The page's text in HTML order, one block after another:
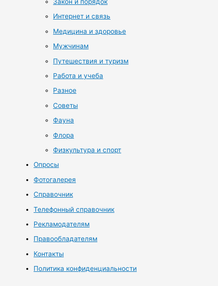
Интернет и связь
Медицина и здоровье
Мужчинам
Путешествия и туризм
Работа и учеба
Разное
Советы
Фауна
Флора
Физкультура и спорт
Опросы
Фотогалерея
Справочник
Телефонный справочник
Рекламодателям
Правообладателям
Контакты
Политика конфиденциальности